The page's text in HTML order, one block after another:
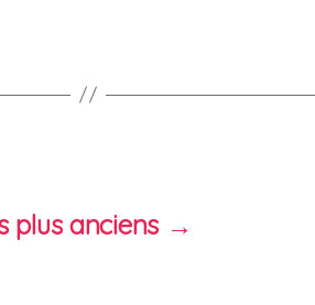
plus anciens →